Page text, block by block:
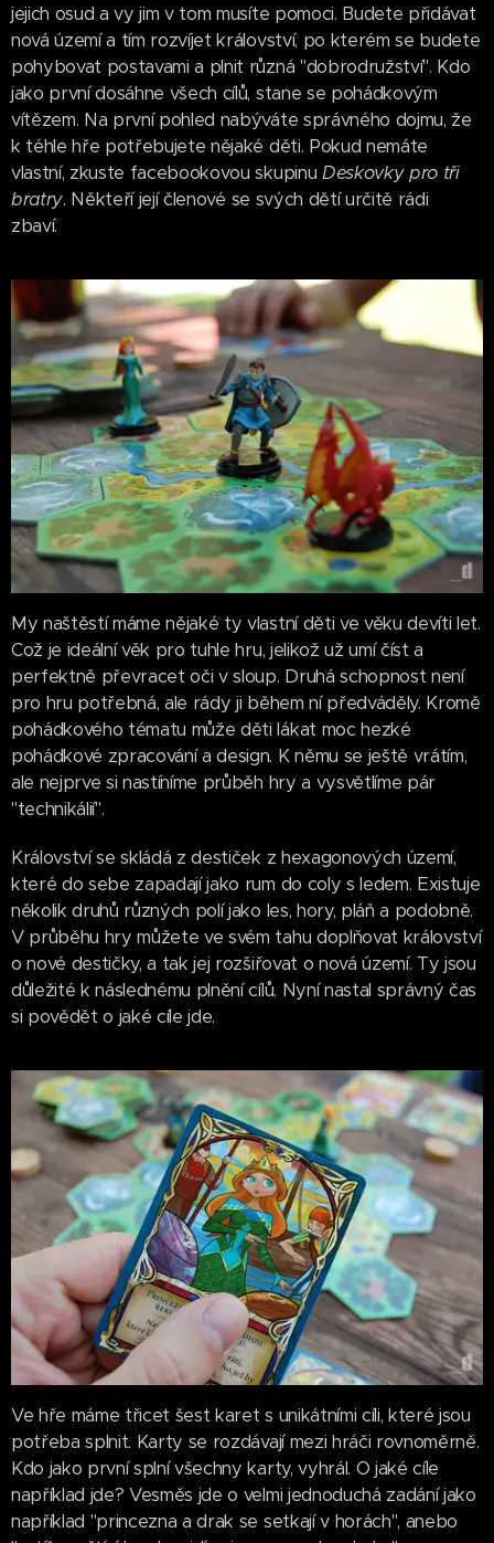
jejich osud a vy jim v tom musíte pomoci. Budete přidávat
nová území a tím rozvíjet království, po kterém se budete
pohybovat postavami a plnit různá "dobrodružství". Kdo
jako první dosáhne všech cílů, stane se pohádkovým
vítězem. Na první pohled nabýváte správného dojmu, že
k téhle hře potřebujete nějaké děti. Pokud nemáte
vlastní, zkuste facebookovou skupinu Deskovky pro tři
bratry. Někteří její členové se svých dětí určitě rádi
zbaví.
My naštěstí máme nějaké ty vlastní děti ve věku devíti let.
Což je ideální věk pro tuhle hru, jelikož už umí číst a
perfektně převracet oči v sloup. Druhá schopnost není
pro hru potřebná, ale rády ji během ní předváděly. Kromě
pohádkového tématu může děti lákat moc hezké
pohádkové zpracování a design. K němu se ještě vrátím,
ale nejprve si nastíníme průběh hry a vysvětlíme pár
"technikálií".
Království se skládá z destiček z hexagonových území,
které do sebe zapadají jako rum do coly s ledem. Existuje
několik druhů různých polí jako les, hory, pláň a podobně.
V průběhu hry můžete ve svém tahu doplňovat království
o nové destičky, a tak jej rozšiřovat o nová území. Ty jsou
důležité k následnému plnění cílů. Nyní nastal správný čas
si povědět o jaké cíle jde.
Ve hře máme třicet šest karet s unikátními cíli, které jsou
potřeba splnit. Karty se rozdávají mezi hráči rovnoměrně.
Kdo jako první splní všechny karty, vyhrál. O jaké cíle
například jde? Vesměs jde o velmi jednoduchá zadání jako
například "princezna a drak se setkají v horách", anebo